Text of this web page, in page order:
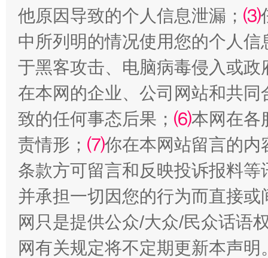
他原因导致的个人信息泄漏； ⑶
中所列明的情况使用您的个人
于黑客攻击、电脑病毒侵入或
在本网的企业、公司网站和共
致的任何事态后果； ⑹本网在各
责情形； ⑺你在本网站留言的内
条款方可留言和反映投诉报料
并承担一切因您的行为而直接
网只是提供公众/大众/民众话语
网有关规定将不定期更新本声明